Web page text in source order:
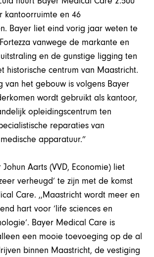
kantoorruimte en 46
Bayer liet eind vorig jaar weten te
vanwege de markante en
en de gunstige ligging ten
historische centrum van Maastricht.
van het gebouw is volgens Bayer
wordt gebruikt als kantoor,
opleidingscentrum ten
reparaties van
apparatuur.”
Aarts (VVD, Economie) liet
verheugd’ te zijn met de komst
Care. ,,Maastricht wordt meer en
hart voor ‘life sciences en
Bayer Medical Care is
een mooie toevoeging op de al
binnen Maastricht, de vestiging